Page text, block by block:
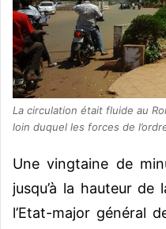
La circulation était fluide au
loin duquel les forces de
Une vingtaine de
jusqu’à la hauteur
l’Etat-major général